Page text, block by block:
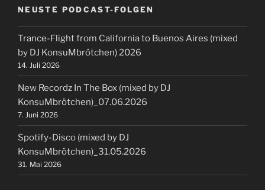
NEUSTE PODCAST-FOLGEN
Trance-Flight from California to Buenos Aires (mixed
by DJ KonsuMbrötchen) 2026
14. Juli 2026
New Recordz In The Box (mixed by DJ
KonsuMbrötchen)_07.06.2026
7. Juni 2026
Spotify-Disco (mixed by DJ
KonsuMbrötchen)_31.05.2026
31. Mai 2026